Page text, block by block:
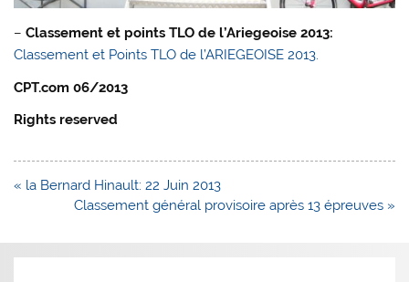
–Classement et points TLO de l’Ariegeoise 2013:
Classement et Points TLO de l’ARIEGEOISE 2013.
CPT.com 06/2013
Rights reserved
Navigation
« la Bernard Hinault: 22 Juin 2013
Classement général provisoire après 13 épreuves »